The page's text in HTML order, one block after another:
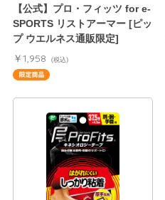
【公式】プロ・フィッツ for e-
SPORTS リストアーマー [ピッ
プ ウエルネス通販限定]
￥1,958 (税込)